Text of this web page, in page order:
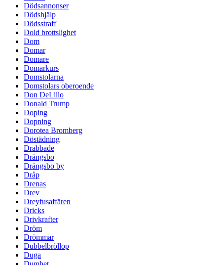
Dödsannonser
Dödshjälp
Dödsstraff
Dold brottslighet
Dom
Domar
Domare
Domarkurs
Domstolarna
Domstolars oberoende
Don DeLillo
Donald Trump
Doping
Dopning
Dorotea Bromberg
Döstädning
Drabbade
Drängsbo
Drängsbo by
Dråp
Drenas
Drev
Dreyfusaffären
Dricks
Drivkrafter
Dröm
Drömmar
Dubbelbröllop
Duga